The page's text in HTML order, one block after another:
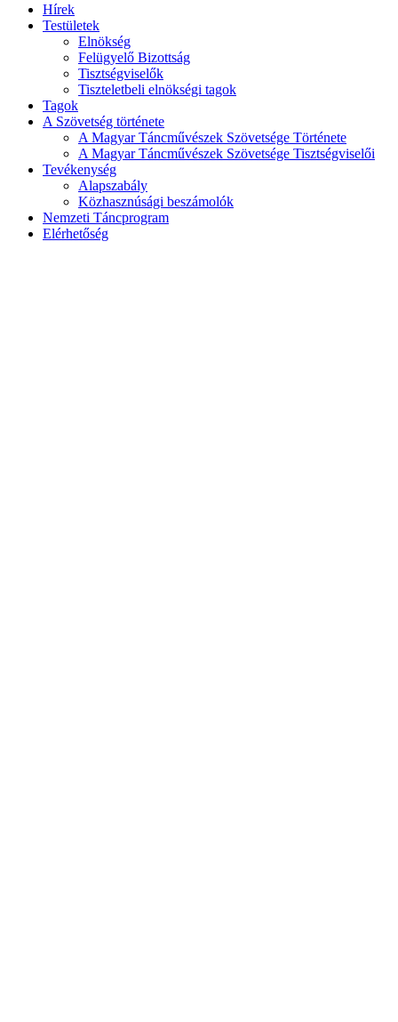
Hírek
Testületek
Elnökség
Felügyelő Bizottság
Tisztségviselők
Tiszteletbeli elnökségi tagok
Tagok
A Szövetség története
A Magyar Táncművészek Szövetsége Története
A Magyar Táncművészek Szövetsége Tisztségviselői
Tevékenység
Alapszabály
Közhasznúsági beszámolók
Nemzeti Táncprogram
Elérhetőség